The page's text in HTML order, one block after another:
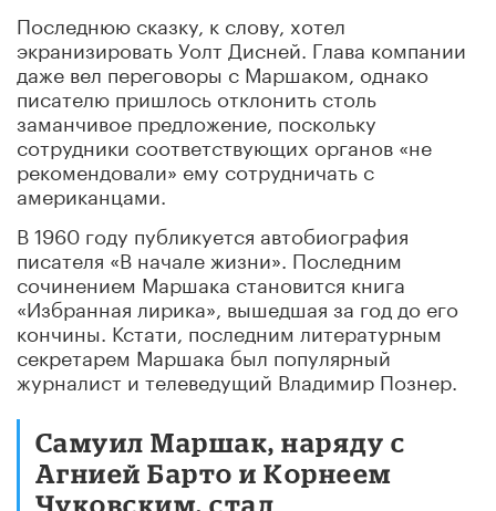
Последнюю сказку, к слову, хотел
экранизировать Уолт Дисней. Глава компании
даже вел переговоры с Маршаком, однако
писателю пришлось отклонить столь
заманчивое предложение, поскольку
сотрудники соответствующих органов «не
рекомендовали» ему сотрудничать с
американцами.
В 1960 году публикуется автобиография
писателя «В начале жизни». Последним
сочинением Маршака становится книга
«Избранная лирика», вышедшая за год до его
кончины. Кстати, последним литературным
секретарем Маршака был популярный
журналист и телеведущий Владимир Познер.
Самуил Маршак, наряду с
Агнией Барто и Корнеем
Чуковским, стал